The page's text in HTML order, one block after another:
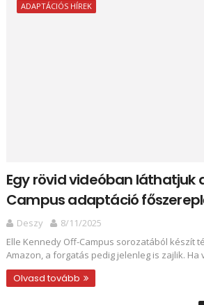
ADAPTÁCIÓS HÍREK
Egy rövid videóban láthatjuk
Campus adaptáció
Deszy
8/11/2025
Elle Kennedy Off-Campus sorozatából készít
Amazon, a forgatás pedig jelenleg is zajlik. Ha
Olvasd tovább